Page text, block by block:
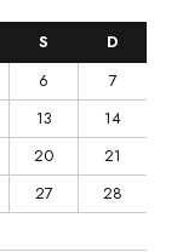
S
D
6
7
13
14
20
21
27
28